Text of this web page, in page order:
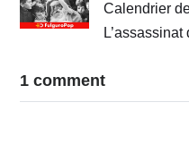
Calendrier
L’assassinat
1 comment